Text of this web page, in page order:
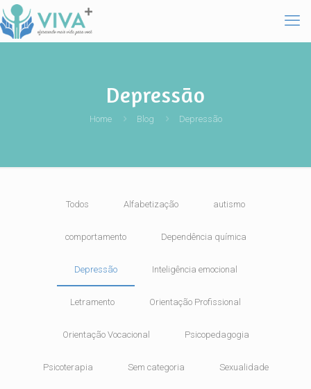
Depressão
Home Blog Depressão
Todos Alfabetização autismo
comportamento Dependência química
Depressão Inteligência emocional
Letramento Orientação Profissional
Orientação Vocacional Psicopedagogia
Psicoterapia Sem categoria Sexualidade